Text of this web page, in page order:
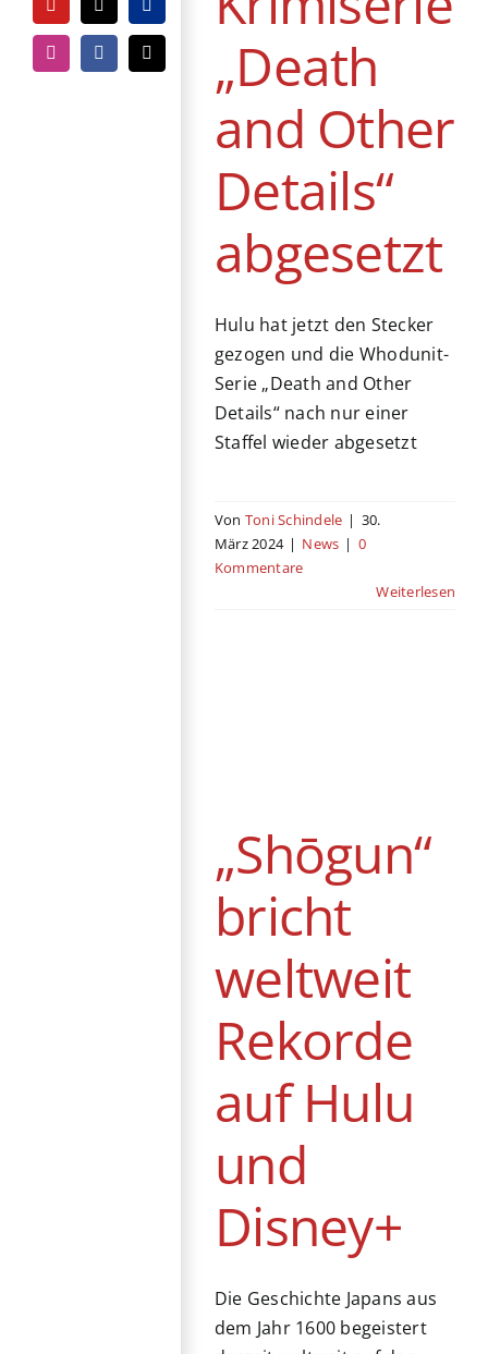
YouTubeTiktokPayPal
InstagramFacebook
E-
Mail
„Death
and Other
Details“
abgesetzt
Hulu hat jetzt den Stecker
gezogen und die Whodunit-
Serie „Death and Other
Details“ nach nur einer
Staffel wieder abgesetzt
Von Toni Schindele | 30.
März 2024 | News | 0
Kommentare
Weiterlesen
„Shōgun“
bricht
weltweit
Rekorde
auf Hulu
und
Disney+
Die Geschichte Japans aus
dem Jahr 1600 begeistert